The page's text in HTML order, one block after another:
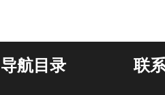
导航目录 联